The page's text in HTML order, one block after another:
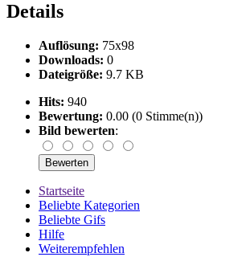
Details
Auflösung: 75x98
Downloads: 0
Dateigröße: 9.7 KB
Hits: 940
Bewertung: 0.00 (0 Stimme(n))
Bild bewerten:
Startseite
Beliebte Kategorien
Beliebte Gifs
Hilfe
Weiterempfehlen